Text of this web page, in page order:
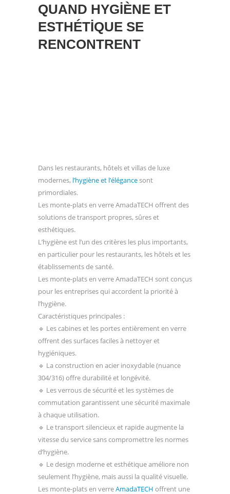
QUAND HYGIÈNE ET
ESTHÉTIQUE SE
RENCONTRENT
Dans les restaurants, hôtels et villas de luxe
modernes, l’hygiène et l’élégancesont
primordiales.
Les monte-plats en verre AmadaTECH offrent des
solutions de transport propres, sûres et
esthétiques.
L’hygiène est l’un des critères les plus importants,
en particulier pour les restaurants, les hôtels et les
établissements de santé.
Les monte-plats en verre AmadaTECH sont conçus
pour les entreprises qui accordent la priorité à
l’hygiène.
Caractéristiques principales :
🔹 Les cabines et les portes entièrement en verre
offrent des surfaces faciles à nettoyer et
hygiéniques.
🔹 La construction en acier inoxydable (nuance
304/316) offre durabilité et longévité.
🔹 Les verrous de sécurité et les systèmes de
commutation garantissent une sécurité maximale
à chaque utilisation.
🔹 Le transport silencieux et rapide augmente la
vitesse du service sans compromettre les normes
d’hygiène.
🔹 Le design moderne et esthétique améliore non
seulement l’hygiène, mais aussi la qualité visuelle.
Les monte-plats en verreAmadaTECH offrent une